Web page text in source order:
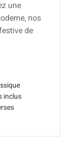
une
nos
de
inclus